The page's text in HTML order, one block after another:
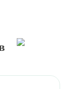
патока,